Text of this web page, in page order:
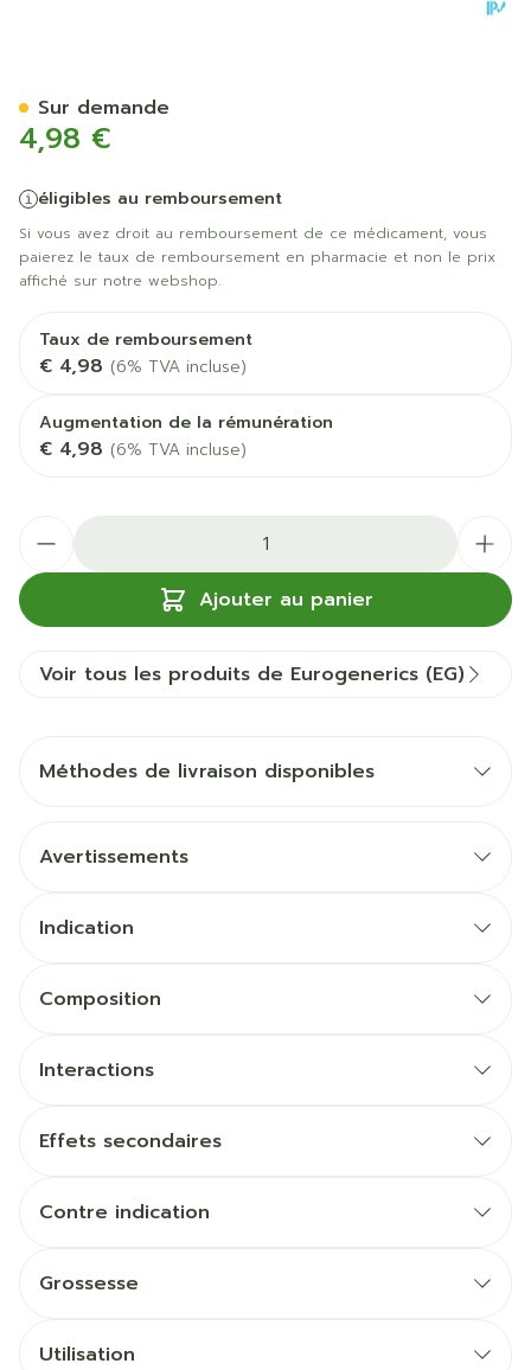
4,98 €
éligibles au remboursement
Si vous avez droit au remboursement de ce médicament, vous
paierez le taux de remboursement en pharmacie et non le prix
affiché sur notre webshop.
Taux de remboursement
€ 4,98 (6% TVA incluse)
Augmentation de la rémunération
€ 4,98 (6% TVA incluse)
Ajouter au panier
Sur demande
Voir tous les produits de Eurogenerics (EG)
Méthodes de livraison disponibles
Avertissements
Indication
Composition
Interactions
Effets secondaires
Contre indication
Grossesse
Utilisation